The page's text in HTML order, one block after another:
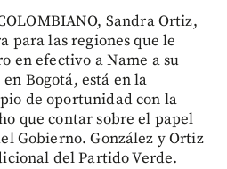
Sandra Ortiz,
para las regiones que le
en efectivo a Name a su
Bogotá, está en la
de oportunidad con la
que contar sobre el papel
Gobierno. González y Ortiz
del Partido Verde.